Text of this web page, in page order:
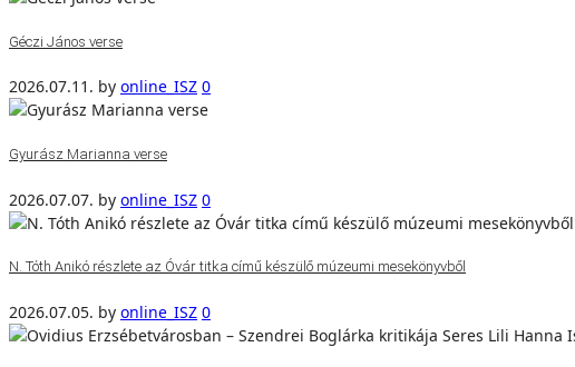
Géczi János verse
2026.07.11. by online_ISZ 0
Gyurász Marianna verse
2026.07.07. by online_ISZ 0
N. Tóth Anikó részlete az Óvár titka című készülő múzeumi mesekönyvből
2026.07.05. by online_ISZ 0